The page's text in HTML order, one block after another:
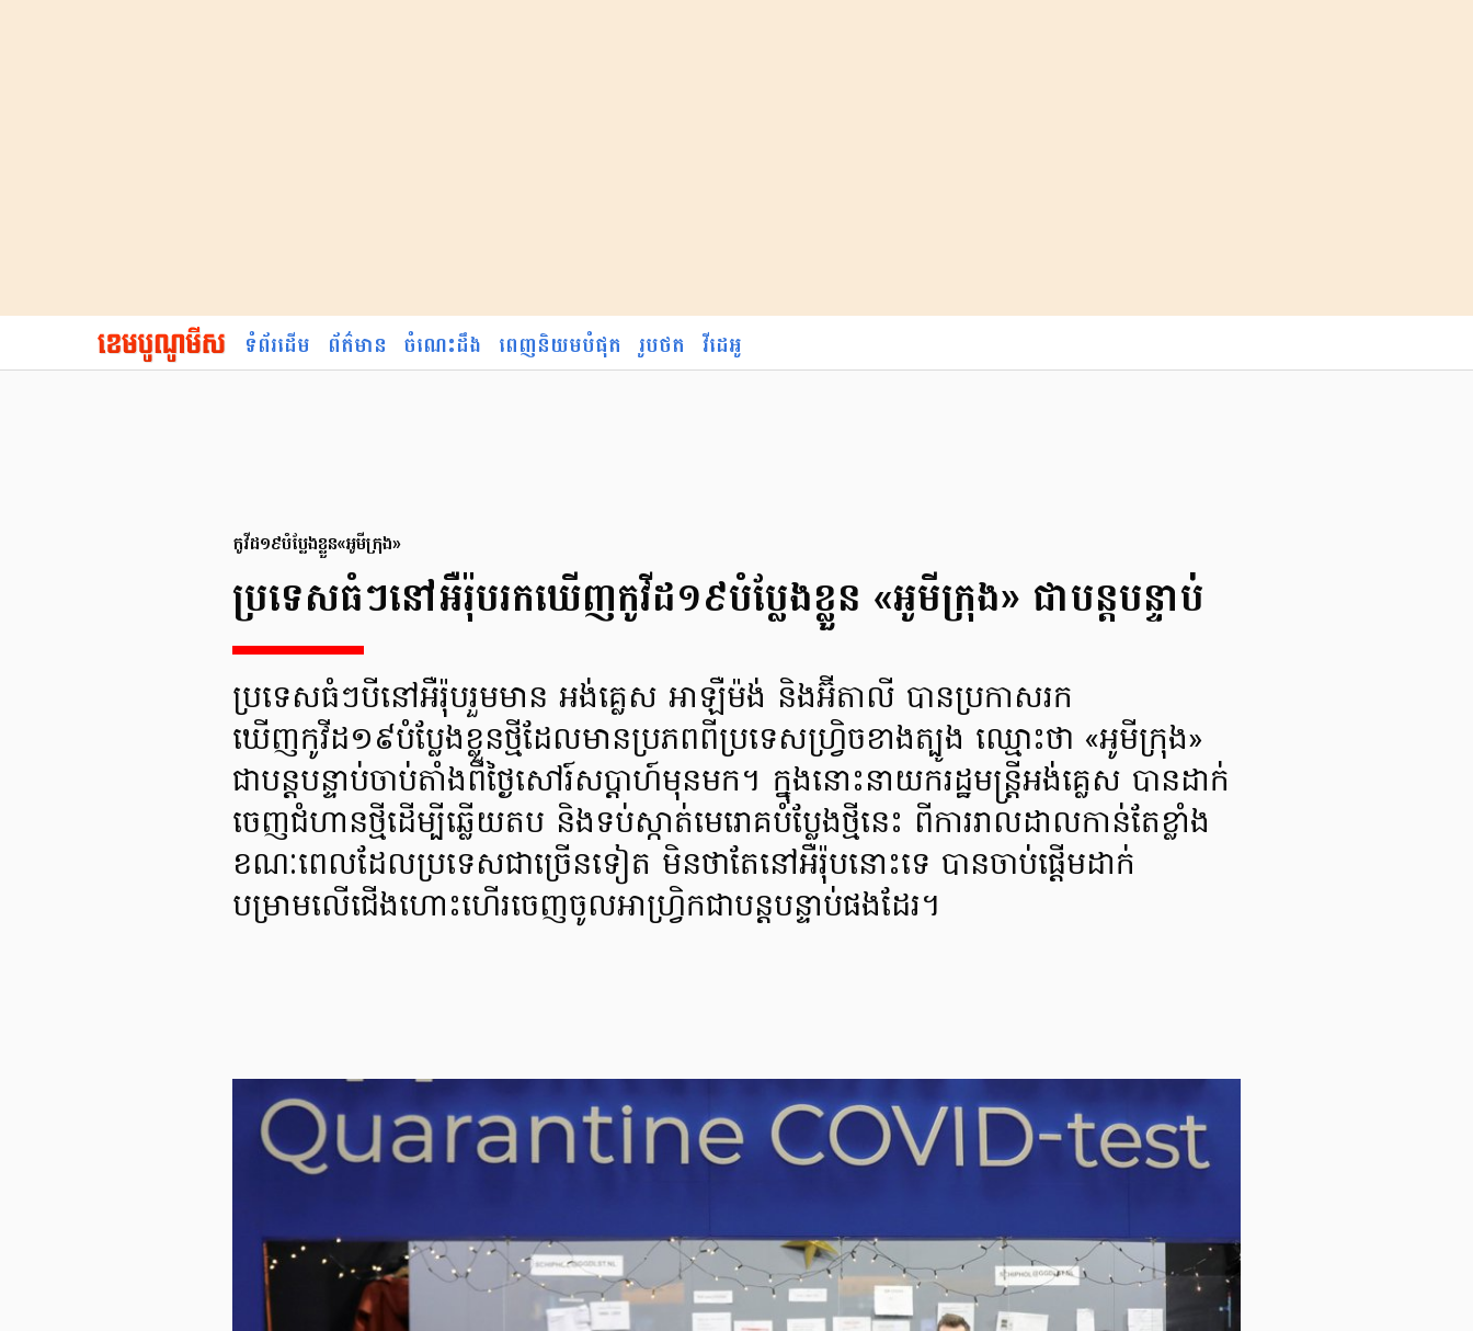
ទំព័រដើម ព័ត៌មាន ចំណេះដឹង ពេញនិយមបំផុត រូបថត វីដេអូ
កូវីដ១៩បំប្លែងខ្លួន«អូមីក្រុង»
ប្រទេសធំៗនៅអឺរ៉ុបរកឃើញកូវីដ១៩បំប្លែងខ្លួន «អូមីក្រុង» ជាបន្តបន្ទាប់
ប្រទេសធំៗបីនៅអឺរ៉ុបរួមមាន អង់គ្លេស អាឡឺម៉ង់ និងអ៊ីតាលី បានប្រកាសរក
ឃើញកូវីដ១៩បំប្លែងខ្លួនថ្មីដែលមានប្រភពពីប្រទេសហ្វ្រិចខាងត្បូង ឈ្មោះថា «អូមីក្រុង»
ជាបន្តបន្ទាប់ចាប់តាំងពីថ្ងៃសៅរ៍សប្តាហ៍មុនមក។ ក្នុងនោះនាយករដ្ឋមន្ត្រីអង់គ្លេស បានដាក់
ចេញជំហានថ្មីដើម្បីឆ្លើយតប និងទប់ស្កាត់មេរោគបំប្លែងថ្មីនេះ ពីការរាលដាលកាន់តែខ្លាំង
ខណៈពេលដែលប្រទេសជាច្រើនទៀត មិនថាតែនៅអឺរ៉ុបនោះទេ បានចាប់ផ្តើមដាក់
បម្រាមលើជើងហោះហើរចេញចូលអាហ្វ្រិកជាបន្តបន្ទាប់ផងដែរ។